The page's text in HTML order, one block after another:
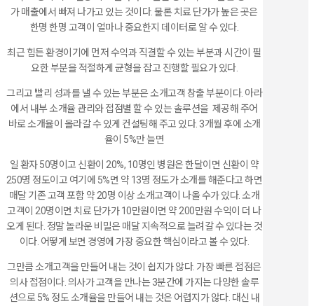
가 매출에서 빠져 나가고 있는 것이다. 물론 치료 단가가 높은 곳은
한명 한명 고객이 얼마나 중요한지 데이터로 알 수 있다.
최근 힘든 환경이기에 먼저 수익과 직결할 수 있는 부분과 시간이 필
요한 부분을 적절하게 균형을 잡고 진행할 필요가 있다.
그리고 빨리 성과를 낼 수 있는 부분은 소개고객 창출 부분이다. 아라
에서 내부 소개율 관리와 접점별 할 수 있는 솔루션을 제공해 주어
바로 소개율이 올라갈 수 있게 컨설팅해 주고 있다. 3개월 후에 소개
율이 5%만 늘면
일 환자 50명이고 신환이 20%, 10명인 병원은 한달이면 신환이 약
250명 정도이고 여기에 5%면 약 13명 정도가 소개를 해준다고 하면
매달 기존 고객 포함 약 20명 이상 소개고객이 나올 수가 있다. 소개
고객이 20명이면 치료 단가가 10만원이면 약 200만원 수익이 더 나
오게 된다. 정말 놀라운 비밀은 매달 지속적으로 늘려갈 수 있다는 것
이다. 어떻게 보면 경영에 가장 중요한 핵심이라고 볼 수 있다.
그만큼 소개고객을 만들어 내는 것이 쉽지가 않다. 가장 빠른 접점은
의사 접점이다. 의사가 고객을 만나는 3분간에 가지는 다양한 솔루
션으로 5% 정도 소개율을 만들어 내는 것은 어렵지가 않다. 대신 내